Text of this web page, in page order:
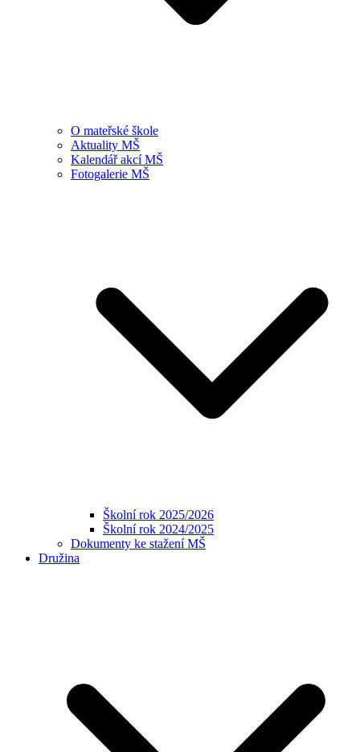
O mateřské škole
Aktuality MŠ
Kalendář akcí MŠ
Fotogalerie MŠ
Školní rok 2025/2026
Školní rok 2024/2025
Dokumenty ke stažení MŠ
Družina